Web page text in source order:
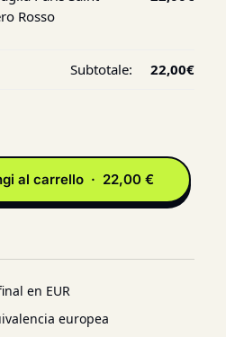
Rosso
Subtotale: 22,00€
al carrello · 22,00 €
en EUR
europea